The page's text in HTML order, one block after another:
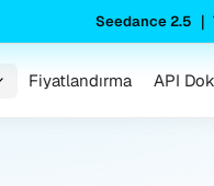
Seedance 2.5 ｜
Fiyatlandırma API